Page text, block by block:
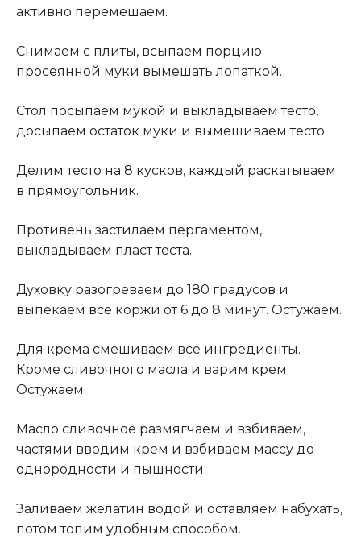
активно перемешаем.
Снимаем с плиты, всыпаем порцию
просеянной муки вымешать лопаткой.
Стол посыпаем мукой и выкладываем тесто,
досыпаем остаток муки и вымешиваем тесто.
Делим тесто на 8 кусков, каждый раскатываем
в прямоугольник.
Противень застилаем пергаментом,
выкладываем пласт теста.
Духовку разогреваем до 180 градусов и
выпекаем все коржи от 6 до 8 минут. Остужаем.
Для крема смешиваем все ингредиенты.
Кроме сливочного масла и варим крем.
Остужаем.
Масло сливочное размягчаем и взбиваем,
частями вводим крем и взбиваем массу до
однородности и пышности.
Заливаем желатин водой и оставляем набухать,
потом топим удобным способом.